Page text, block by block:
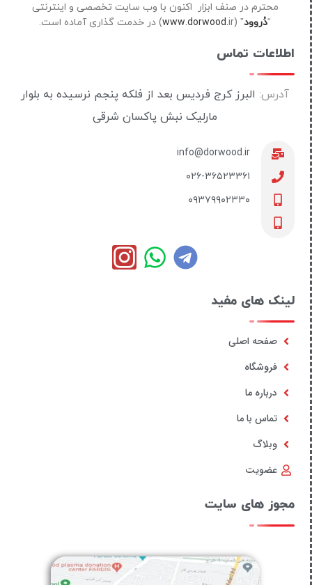
محترم در صنف ابزار اکنون با وب سایت تخصصی و اینترنتی
“دُروود” (
www.dorwood.ir) در خدمت گذاری آماده است.
اطلاعات تماس
آدرس: البرز کرج فردیس بعد از فلکه پنجم نرسیده به بلوار
مارلیک نبش پاکسان شرقی
info@dorwood.ir
۰۲۶-۳۶۵۲۳۳۶۱
۰۹۳۷۹۹۰۲۳۳۰
لینک های مفید
صفحه اصلی
فروشگاه
درباره ما
تماس با ما
وبلاگ
عضویت
مجوز های سایت